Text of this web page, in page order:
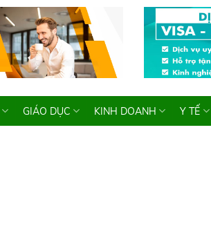
GIÁO DỤC KINH DOANH Y TẾ